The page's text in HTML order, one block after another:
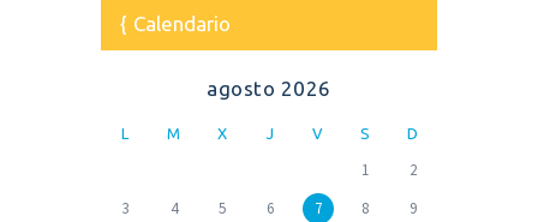
Calendario
agosto 2026
L M X J V S D
1
2
3
4 5 6 7 8
9